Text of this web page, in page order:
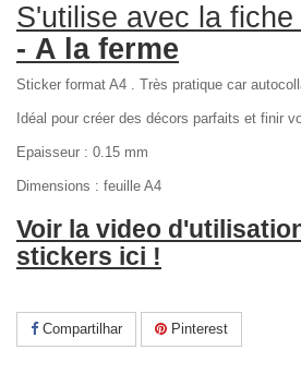
S'utilise avec la fiche
- A la ferme
Sticker format A4 . Très pratique car
Idéal pour créer des décors parfaits et finir
Epaisseur : 0.15 mm
Dimensions : feuille A4
Voir la video
stickers ici !
Compartilhar Pinterest